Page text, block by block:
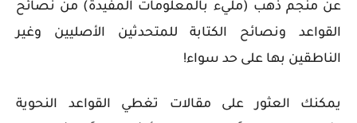
عن منجم ذهب (مليء بالمعلومات المفيدة) من نصائح
القواعد ونصائح الكتابة للمتحدثين الأصليين وغير
الناطقين بها على حد سواء!
يمكنك العثور على مقالات تغطي القواعد النحوية